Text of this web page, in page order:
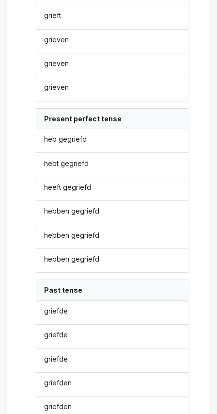
grieft
grieven
grieven
grieven
Present perfect tense
heb gegriefd
hebt gegriefd
heeft gegriefd
hebben gegriefd
hebben gegriefd
hebben gegriefd
Past tense
griefde
griefde
griefde
griefden
griefden